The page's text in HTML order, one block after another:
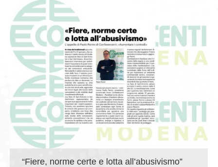
“Fiere, norme certe e lotta all’abusivismo”